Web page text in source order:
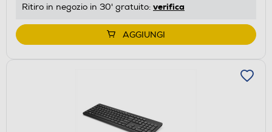
Ritiro in negozio in 30' gratuito: verifica
AGGIUNGI